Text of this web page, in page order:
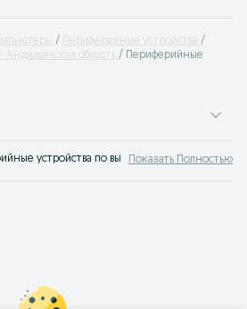
Периферийные устройства
Андижанская область
Периферийные
устройства по выгодным ценам.
Показать Полностью